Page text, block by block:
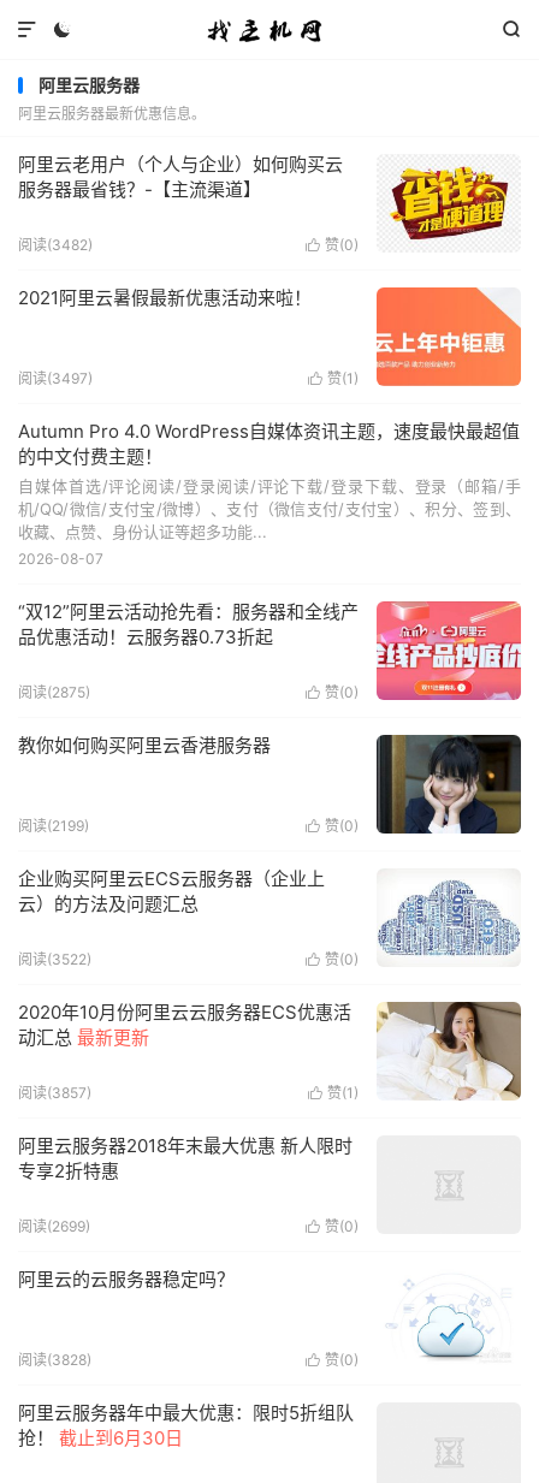
 

阿里云服务器
阿里云服务器最新优惠信息。
阿里云老用户（个人与企业）如何购买云
服务器最省钱？-【主流渠道】
 赞(0)
阅读(3482)
2021阿里云暑假最新优惠活动来啦！
 赞(1 )
阅读(3497)
Autumn Pro 4.0 WordPress自媒体资讯主题，速度最快最超值
的中文付费主题！
自媒体首选/评论阅读/登录阅读/评论下载/登录下载、登录（邮箱/手
机/QQ/微信/支付宝/微博）、支付（微信支付/支付宝）、积分、签到、
收藏、点赞、身份认证等超多功能...
2026-08-07
“双12”阿里云活动抢先看：服务器和全线产
品优惠活动！云服务器0.73折起
 赞(0)
阅读(2875)
教你如何购买阿里云香港服务器
 赞(0)
阅读(2199)
企业购买阿里云ECS云服务器（企业上
云）的方法及问题汇总
 赞(0)
阅读(3522)
2020年10月份阿里云云服务器ECS优惠活
动汇总 最新更新
 赞(1 )
阅读(3857)
阿里云服务器2018年末最大优惠 新人限时
专享2折特惠
 赞(0)
阅读(2699)
阿里云的云服务器稳定吗？
 赞(0)
阅读(3828)
阿里云服务器年中最大优惠：限时5折组队
抢！ 截止到6月30日